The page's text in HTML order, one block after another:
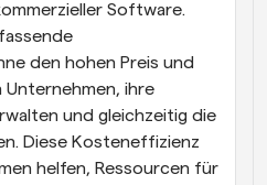
Software.
den hohen Preis und
Unternehmen, ihre
und gleichzeitig die
Diese Kosteneffizienz
helfen, Ressourcen für